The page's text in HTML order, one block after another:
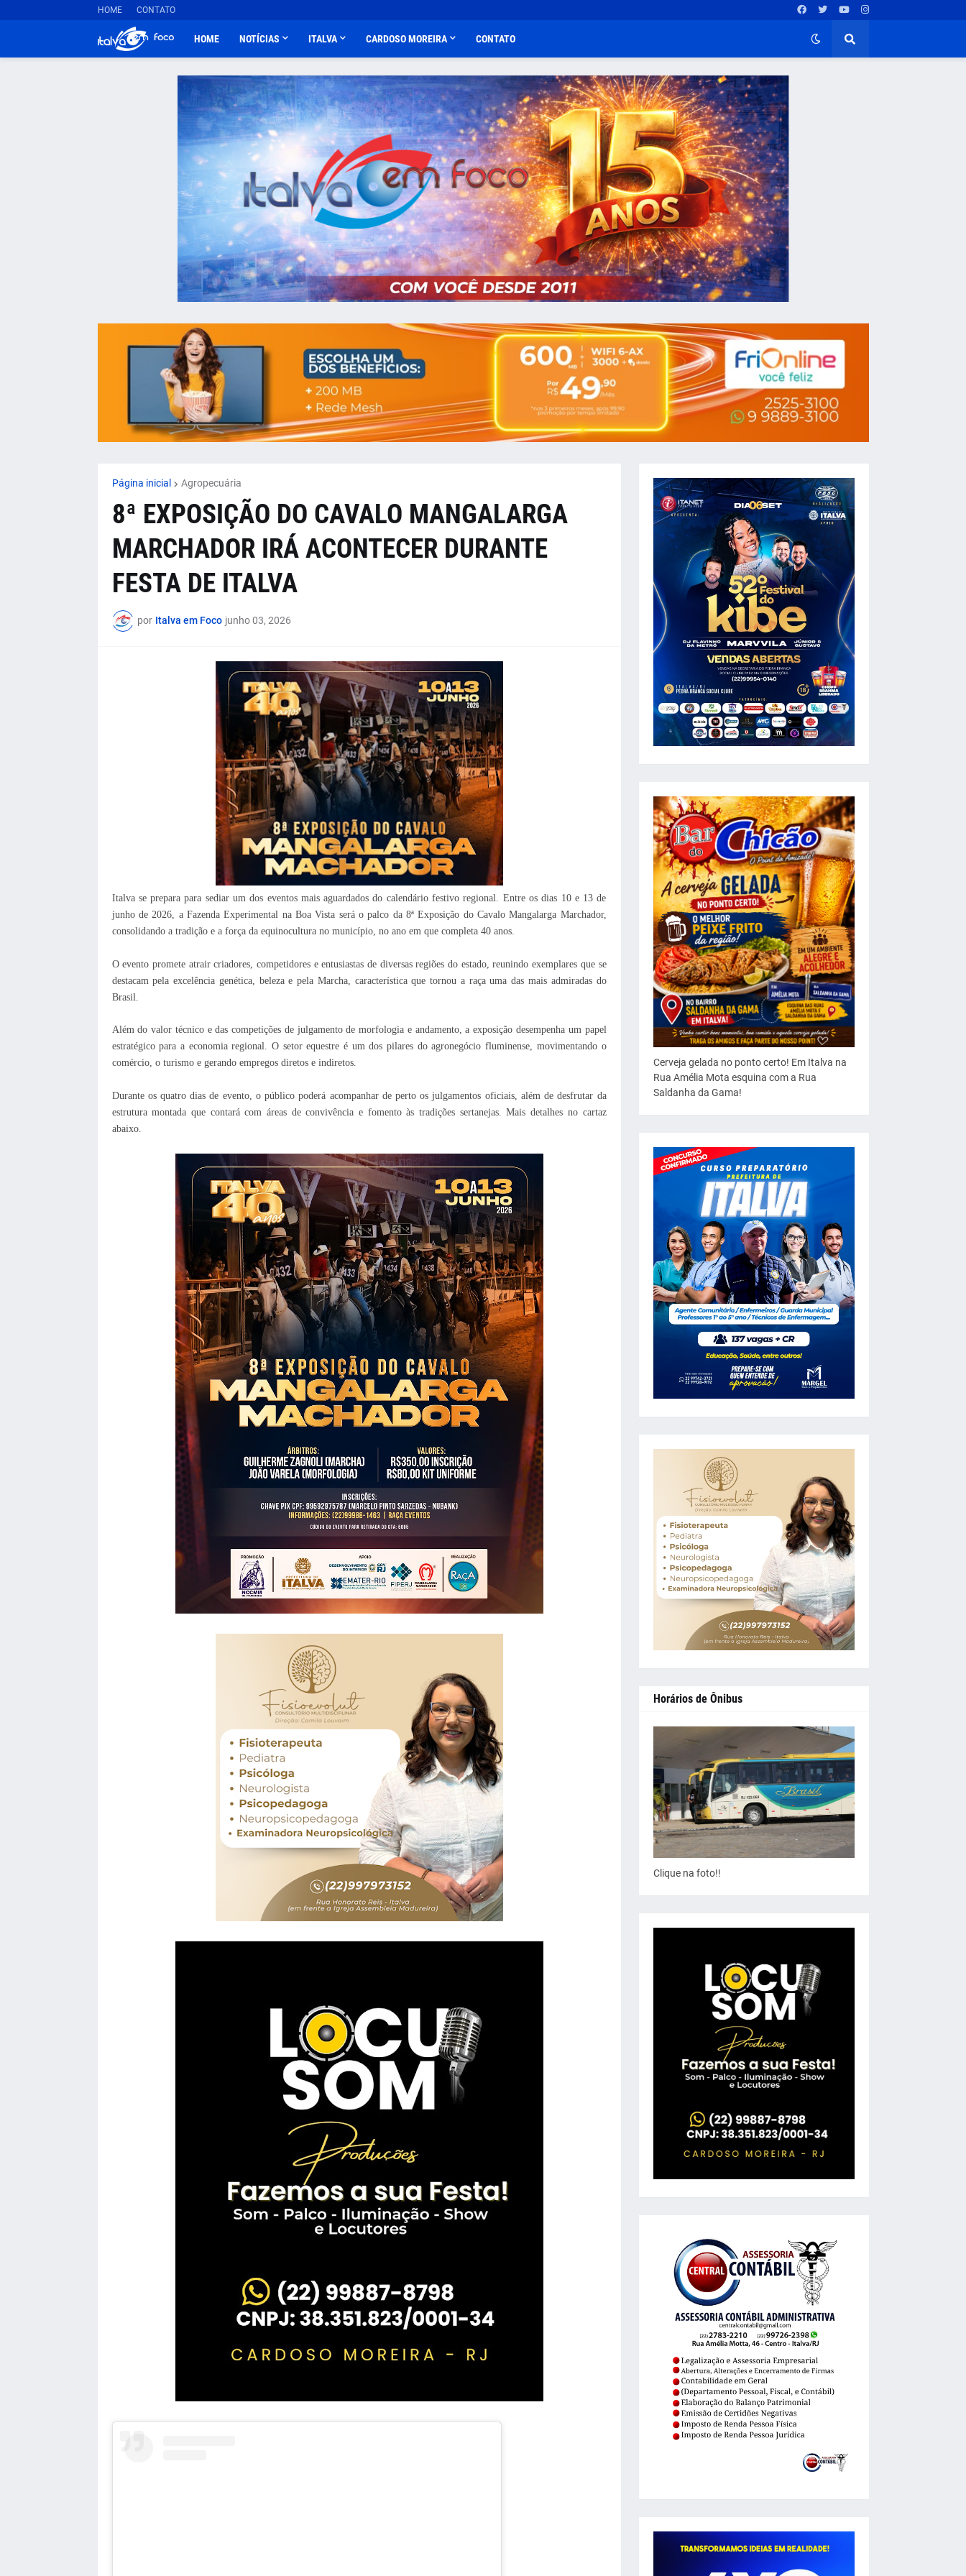
HOME CONTATO
HOME NOTÍCIAS ITALVA CARDOSO MOREIRA CONTATO
Página inicial Agropecuária
8ª EXPOSIÇÃO DO CAVALO MANGALARGA
MARCHADOR IRÁ ACONTECER DURANTE
FESTA DE ITALVA
por Italva em Foco junho 03, 2026
Italva se prepara para sediar um dos eventos mais aguardados do calendário festivo regional. Entre os dias 10 e 13 de
junho de 2026, a Fazenda Experimental na Boa Vista será o palco da 8ª Exposição do Cavalo Mangalarga Marchador,
consolidando a tradição e a força da equinocultura no município, no ano em que completa 40 anos.
O evento promete atrair criadores, competidores e entusiastas de diversas regiões do estado, reunindo exemplares que se
destacam pela excelência genética, beleza e pela Marcha, característica que tornou a raça uma das mais admiradas do
Brasil.
Além do valor técnico e das competições de julgamento de morfologia e andamento, a exposição desempenha um papel
estratégico para a economia regional. O setor equestre é um dos pilares do agronegócio fluminense, movimentando o
comércio, o turismo e gerando empregos diretos e indiretos.
Durante os quatro dias de evento, o público poderá acompanhar de perto os julgamentos oficiais, além de desfrutar da
estrutura montada que contará com áreas de convivência e fomento às tradições sertanejas. Mais detalhes no cartaz
abaixo.
Cerveja gelada no ponto certo! Em Italva na
Rua Amélia Mota esquina com a Rua
Saldanha da Gama!
Horários de Ônibus
Clique na foto!!